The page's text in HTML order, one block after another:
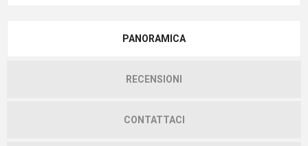
PANORAMICA
RECENSIONI
CONTATTACI